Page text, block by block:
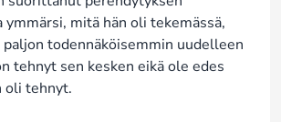
mitä hän oli tekemässä,
paljon todennäköisemmin uudelleen
tehnyt sen kesken eikä ole edes
oli tehnyt.